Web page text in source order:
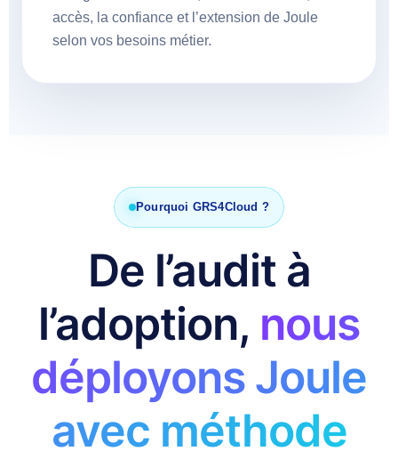
accès, la confiance et l’extension de Joule
selon vos besoins métier.
Pourquoi GRS4Cloud ?
De l’audit à
l’adoption, nous
déployons Joule
avec méthode